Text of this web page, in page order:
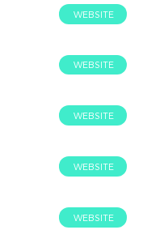
WEBSITE
WEBSITE
WEBSITE
WEBSITE
WEBSITE